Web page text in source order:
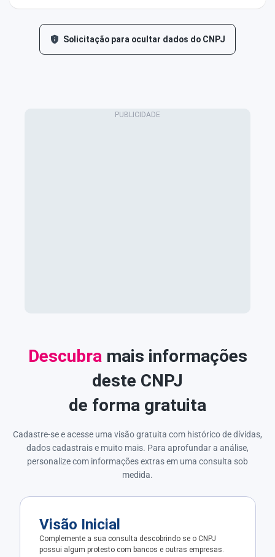
Solicitação para ocultar dados do CNPJ
Descubra mais informações
deste CNPJ
de forma gratuita
Cadastre-se e acesse uma visão gratuita com histórico de dívidas,
dados cadastrais e muito mais. Para aprofundar a análise,
personalize com informações extras em uma consulta sob
medida.
Visão Inicial
Complemente a sua consulta descobrindo se o CNPJ
possui algum protesto com bancos e outras empresas.